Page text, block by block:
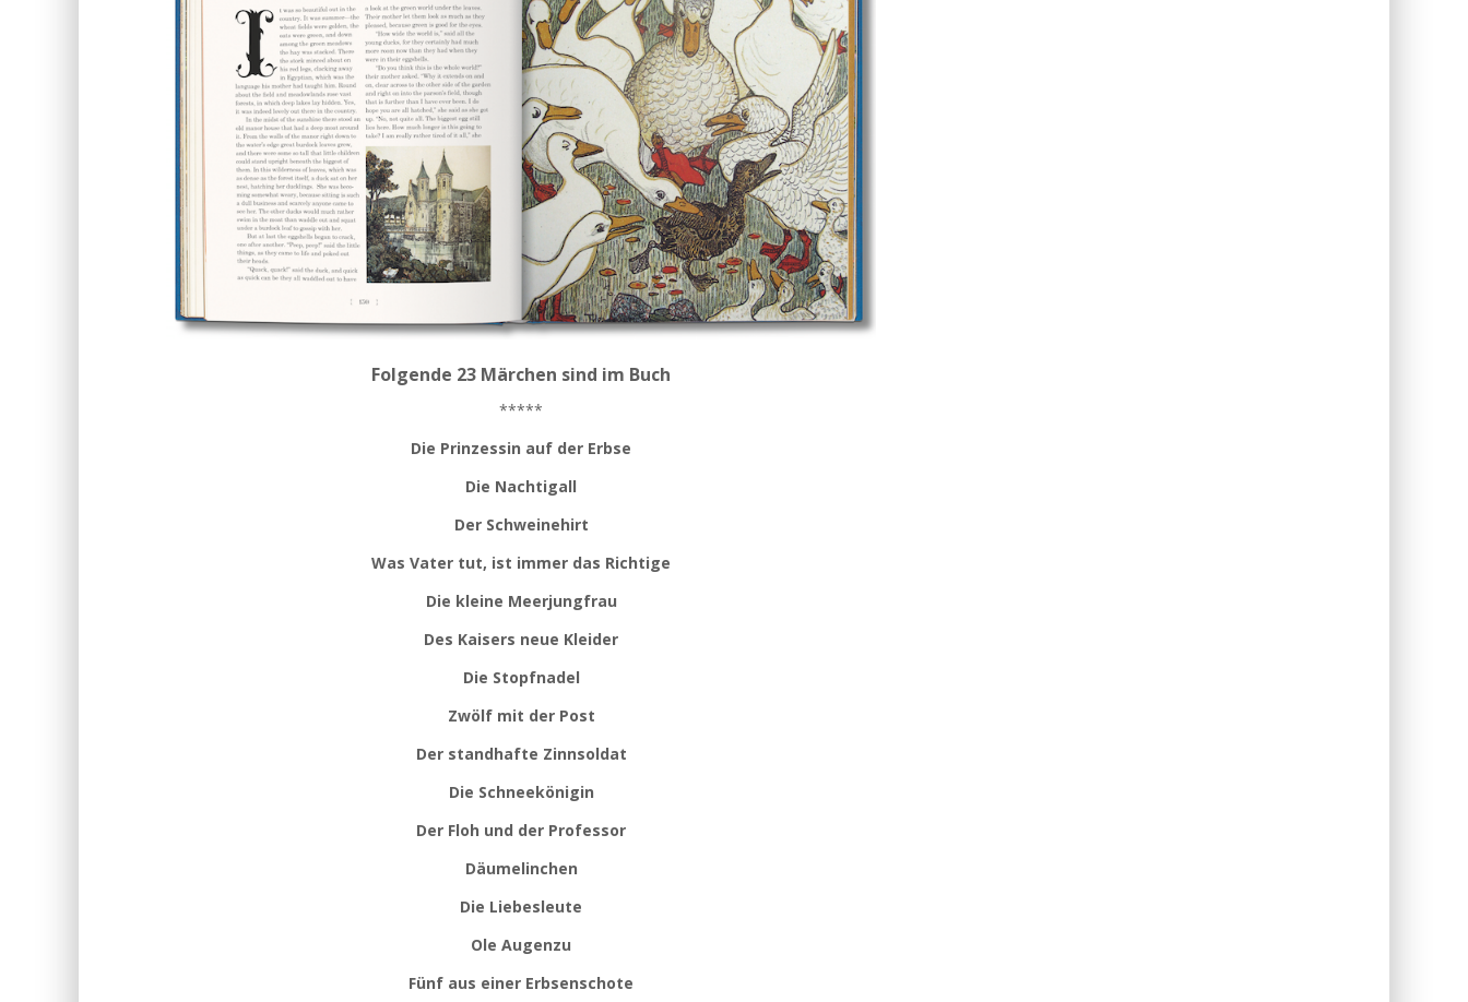
Folgende 23 Märchen sind im Buch
*****
Die Prinzessin auf der Erbse
Die Nachtigall
Der Schweinehirt
Was Vater tut, ist immer das Richtige
Die kleine Meerjungfrau
Des Kaisers neue Kleider
Die Stopfnadel
Zwölf mit der Post
Der standhafte Zinnsoldat
Die Schneekönigin
Der Floh und der Professor
Däumelinchen
Die Liebesleute
Ole Augenzu
Fünf aus einer Erbsenschote